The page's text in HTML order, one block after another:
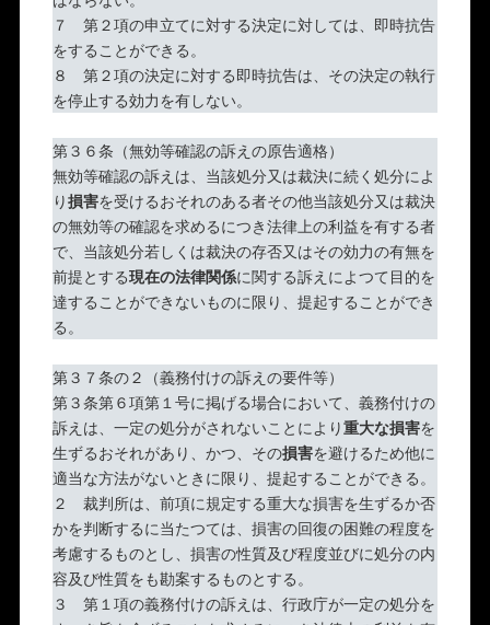
７ 第２項の申立てに対する決定に対しては、即時抗告
をすることができる。
８ 第２項の決定に対する即時抗告は、その決定の執行
を停止する効力を有しない。
第３６条（無効等確認の訴えの原告適格）
無効等確認の訴えは、当該処分又は裁決に続く処分によ
り損害を受けるおそれのある者その他当該処分又は裁決
の無効等の確認を求めるにつき法律上の利益を有する者
で、当該処分若しくは裁決の存否又はその効力の有無を
前提とする現在の法律関係に関する訴えによつて目的を
達することができないものに限り、提起することができ
る。
第３７条の２（義務付けの訴えの要件等）
第３条第６項第１号に掲げる場合において、義務付けの
訴えは、一定の処分がされないことにより重大な損害を
生ずるおそれがあり、かつ、その損害を避けるため他に
適当な方法がないときに限り、提起することができる。
２ 裁判所は、前項に規定する重大な損害を生ずるか否
かを判断するに当たつては、損害の回復の困難の程度を
考慮するものとし、損害の性質及び程度並びに処分の内
容及び性質をも勘案するものとする。
３ 第１項の義務付けの訴えは、行政庁が一定の処分を